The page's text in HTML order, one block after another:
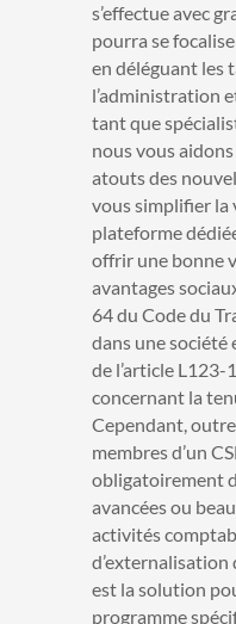
s’effectue avec
pourra se
en déléguant les
l’administration
tant que
nous vous
atouts des
vous simplifier la
plateforme
offrir une bonne
avantages
64 du Code du
dans une société
de l’article L123-
concernant la
Cependant,
membres d’un
obligatoirement
avancées ou
activités
d’externalisation
est la solution
programme